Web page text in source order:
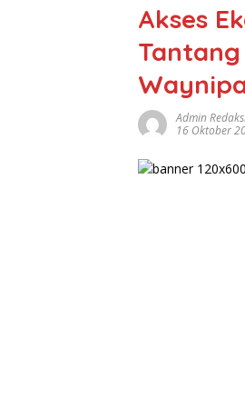
Akses
Tantang
Admin
16 Oktober